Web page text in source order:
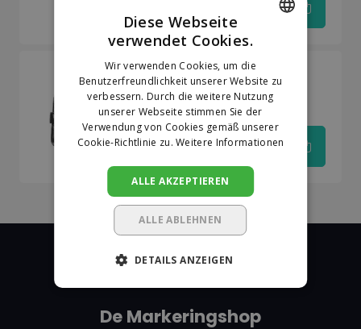
€52,64
Auf Lager
Pica
Pica Master Belt
De Markeringshop
DUTCH
GERMAN
Diese Webseite
verwendet Cookies.
Wir verwenden Cookies, um die
Benutzerfreundlichkeit unserer Website zu
verbessern. Durch die weitere Nutzung
unserer Webseite stimmen Sie der
Verwendung von Cookies gemäß unserer
Cookie-Richtlinie zu. Weitere Informationen
ALLE AKZEPTIEREN
ALLE ABLEHNEN
DETAILS ANZEIGEN